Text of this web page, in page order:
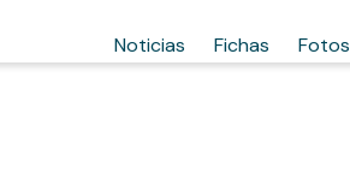
Noticias Fichas Fotos